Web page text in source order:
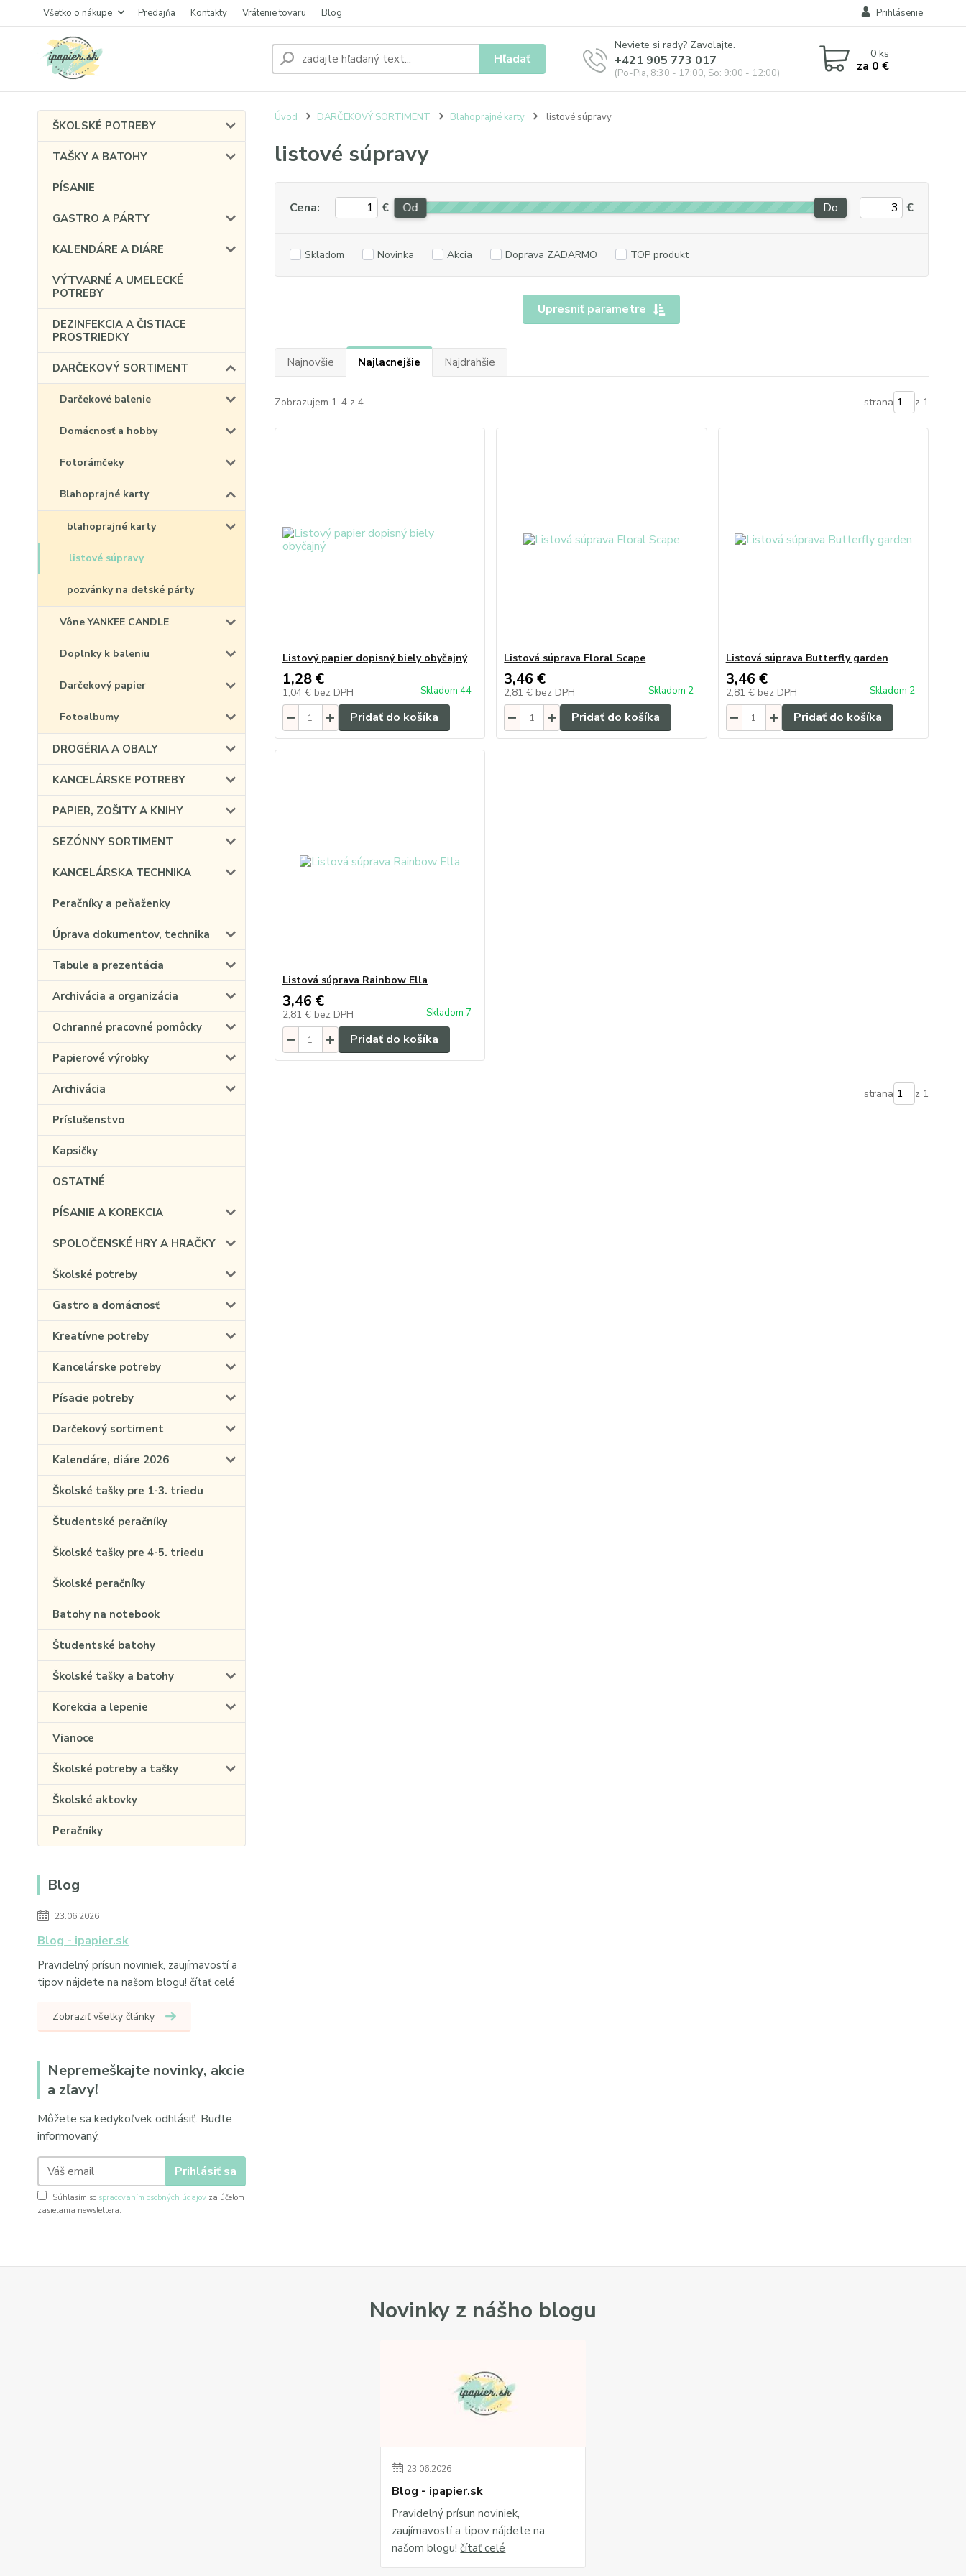
Všetko o nákupe Predajňa Kontakty Vrátenie tovaru Blog Prihlásenie
Hľadať
Neviete si rady? Zavolajte.
+421 905 773 017
(Po-Pia, 8:30 - 17:00, So: 9:00 - 12:00)
0ks
za 0 €
ŠKOLSKÉ POTREBY
TAŠKY A BATOHY
PÍSANIE
GASTRO A PÁRTY
KALENDÁRE A DIÁRE
VÝTVARNÉ A UMELECKÉ
POTREBY
DEZINFEKCIA A ČISTIACE
PROSTRIEDKY
DARČEKOVÝ SORTIMENT
Darčekové balenie
Domácnosť a hobby
Fotorámčeky
Blahoprajné karty
blahoprajné karty
listové súpravy
pozvánky na detské párty
Vône YANKEE CANDLE
Doplnky k baleniu
Darčekový papier
Fotoalbumy
DROGÉRIA A OBALY
KANCELÁRSKE POTREBY
PAPIER, ZOŠITY A KNIHY
SEZÓNNY SORTIMENT
KANCELÁRSKA TECHNIKA
Peračníky a peňaženky
Úprava dokumentov, technika
Tabule a prezentácia
Archivácia a organizácia
Ochranné pracovné pomôcky
Papierové výrobky
Archivácia
Príslušenstvo
Kapsičky
OSTATNÉ
PÍSANIE A KOREKCIA
SPOLOČENSKÉ HRY A HRAČKY
Školské potreby
Gastro a domácnosť
Kreatívne potreby
Kancelárske potreby
Písacie potreby
Darčekový sortiment
Kalendáre, diáre 2026
Školské tašky pre 1-3. triedu
Študentské peračníky
Školské tašky pre 4-5. triedu
Školské peračníky
Batohy na notebook
Študentské batohy
Školské tašky a batohy
Korekcia a lepenie
Vianoce
Školské potreby a tašky
Školské aktovky
Peračníky
Blog
23.06.2026
Blog - ipapier.sk
Pravidelný prísun noviniek, zaujímavostí a
tipov nájdete na našom blogu! čítať celé
Zobraziť všetky články
Nepremeškajte novinky, akcie
a zľavy!
Môžete sa kedykoľvek odhlásiť. Buďte
informovaný.
Prihlásiť sa
Súhlasím so spracovaním osobných údajov za účelom
zasielania newslettera.
Úvod DARČEKOVÝ SORTIMENT Blahoprajné karty listové súpravy
listové súpravy
Upresniť parametre
Cena: € Od Do €
Skladom Novinka Akcia Doprava ZADARMO TOP produkt
Najnovšie Najlacnejšie Najdrahšie
Zobrazujem 1-4 z 4 strana z 1
Listový papier dopisný biely obyčajný
1,28 €
1,04 € bez DPH Skladom 44
Pridať do košíka
Listová súprava Floral Scape
3,46 €
2,81 € bez DPH Skladom 2
Pridať do košíka
Listová súprava Butterfly garden
3,46 €
2,81 € bez DPH Skladom 2
Pridať do košíka
Listová súprava Rainbow Ella
3,46 €
2,81 € bez DPH Skladom 7
Pridať do košíka
strana z 1
Novinky z nášho blogu
23.06.2026
Blog - ipapier.sk
Pravidelný prísun noviniek,
zaujímavostí a tipov nájdete na
našom blogu!čítať celé